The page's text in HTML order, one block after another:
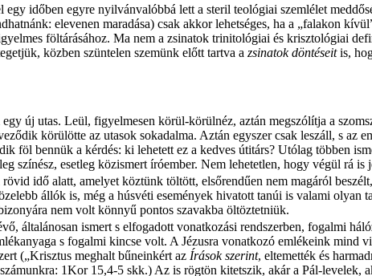
időben egyre nyilvánvalóbbá lett a steril teológiai szemlélet
elevenen maradása) csak akkor lehetséges, ha a „falakon
föltárásához. Ma nem a zsinatok trinitológiai és krisztológiai
közben szüntelen szemünk előtt tartva azsinatok döntéseitis,
új utas. Leül, figyelmesen körül-körülnéz, aztán megszólítja a
körülötte az utasok sokadalma. Aztán egyszer csak leszáll, s az
föl bennük a kérdés: ki lehetett ez a kedves útitárs? Utólag többen
színész, esetleg közismert íróember. Nem lehetetlen, hogy végül rá
idő alatt, amelyet köztünk töltött, elsőrendűen nem magáról
állók is, még a húsvéti események hivatott tanúi is valami olyan
nem volt könnyű pontos szavakba öltöztetniük.
általánosan ismert s elfogadott vonatkozási rendszerben, fogalmi
s fogalmi kincse volt. A Jézusra vonatkozó emlékeink mind
(„Krisztus meghalt bűneinkért az Írások szerint, eltemették és
1Kor 15,4-5 skk.) Az is rögtön kitetszik, akár a Pál-levelek,